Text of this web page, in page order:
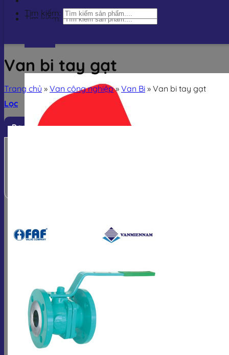
Tìm kiếm:
Tìm kiếm:
Van bi tay gạt
Trang chủ » Van công nghiệp» Van Bi » Van bi tay gạt
Lọc
Danh mục sản phẩm